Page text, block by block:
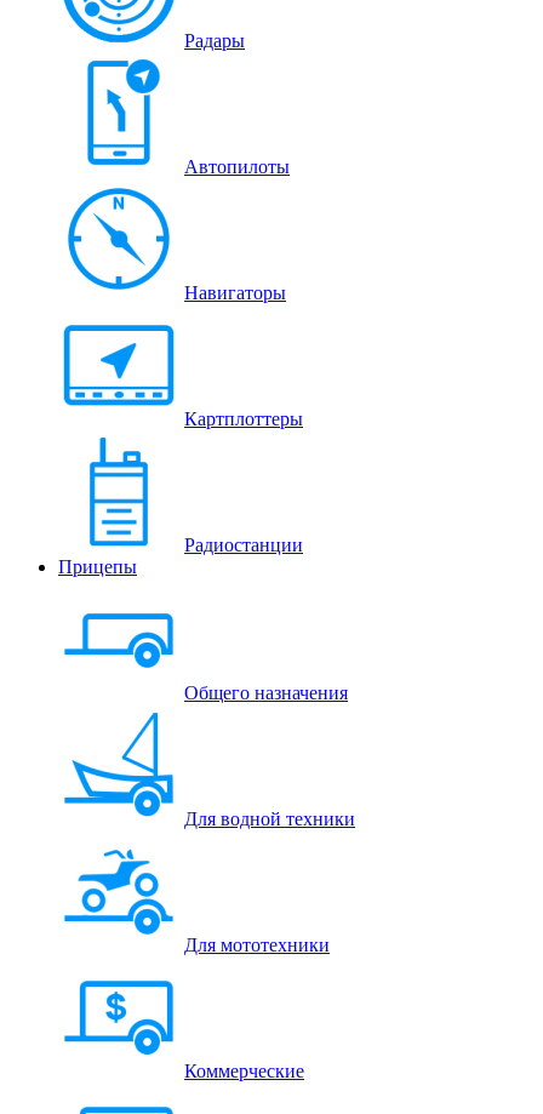
Радары
Автопилоты
Навигаторы
Картплоттеры
Радиостанции
Прицепы
Общего назначения
Для водной техники
Для мототехники
Коммерческие